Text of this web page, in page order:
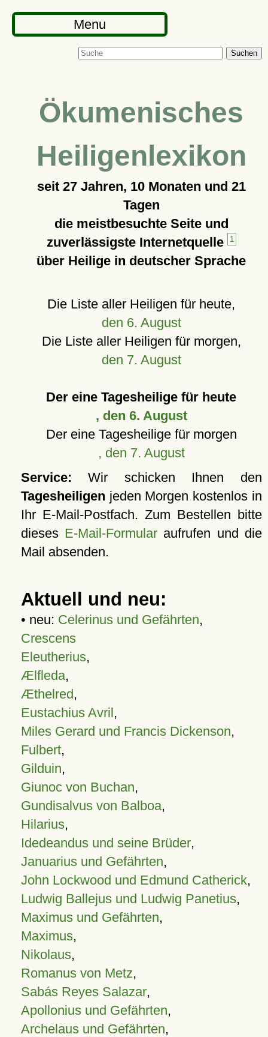
Menu
Suchen
Ökumenisches
Heiligenlexikon
seit 27 Jahren, 10 Monaten und 21
Tagen
die meistbesuchte Seite und
zuverlässigste Internetquelle
1
über Heilige in deutscher Sprache
Die Liste aller Heiligen für heute,
den 6. August
Die Liste aller Heiligen für morgen,
den 7. August
Der eine Tagesheilige für heute
, den 6. August
Der eine Tagesheilige für morgen
, den 7. August
Service: Wir schicken Ihnen den
Tagesheiligen jeden Morgen kostenlos in
Ihr E-Mail-Postfach. Zum Bestellen bitte
dieses E-Mail-Formular aufrufen und die
Mail absenden.
Aktuell und neu:
• neu: Celerinus und Gefährten,
Crescens
Eleutherius,
Ælfleda,
Æthelred,
Eustachius Avril,
Miles Gerard und Francis Dickenson,
Fulbert,
Gilduin,
Giunoc von Buchan,
Gundisalvus von Balboa,
Hilarius,
Idedeandus und seine Brüder,
Januarius und Gefährten,
John Lockwood und Edmund Catherick,
Ludwig Ballejus und Ludwig Panetius,
Maximus und Gefährten,
Maximus,
Nikolaus,
Romanus von Metz,
Sabás Reyes Salazar,
Apollonius und Gefährten,
Archelaus und Gefährten,